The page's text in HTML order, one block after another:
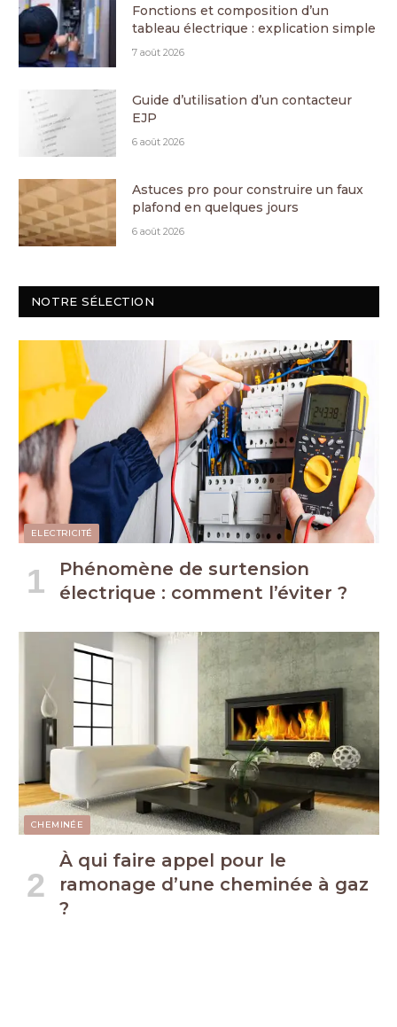
Fonctions et composition d’un
tableau électrique : explication simple
7 août 2026
Guide d’utilisation d’un contacteur
EJP
6 août 2026
Astuces pro pour construire un faux
plafond en quelques jours
6 août 2026
NOTRE SÉLECTION
ELECTRICITÉ
Phénomène de surtension
électrique : comment l’éviter ?
CHEMINÉE
À qui faire appel pour le
ramonage d’une cheminée à gaz
?